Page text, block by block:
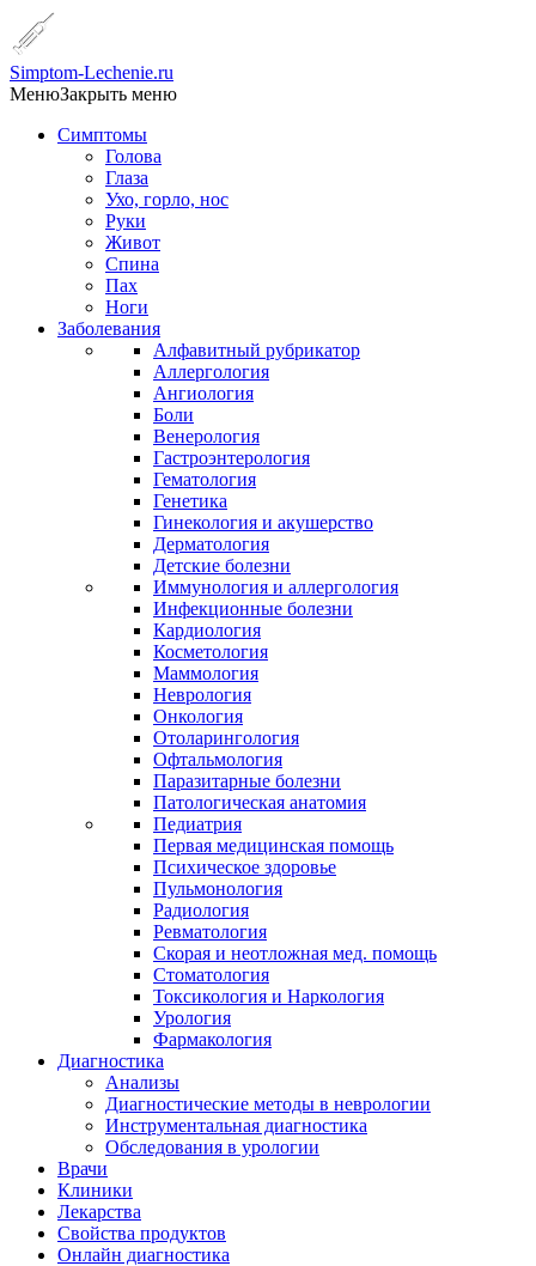
Simptom-Lechenie.ru
МенюЗакрыть меню
Симптомы
Голова
Глаза
Ухо, горло, нос
Руки
Живот
Спина
Пах
Ноги
Заболевания
Алфавитный рубрикатор
Аллергология
Ангиология
Боли
Венерология
Гастроэнтерология
Гематология
Генетика
Гинекология и акушерство
Дерматология
Детские болезни
Иммунология и аллергология
Инфекционные болезни
Кардиология
Косметология
Маммология
Неврология
Онкология
Отоларингология
Офтальмология
Паразитарные болезни
Патологическая анатомия
Педиатрия
Первая медицинская помощь
Психическое здоровье
Пульмонология
Радиология
Ревматология
Скорая и неотложная мед. помощь
Стоматология
Токсикология и Наркология
Урология
Фармакология
Диагностика
Анализы
Диагностические методы в неврологии
Инструментальная диагностика
Обследования в урологии
Врачи
Клиники
Лекарства
Свойства продуктов
Онлайн диагностика